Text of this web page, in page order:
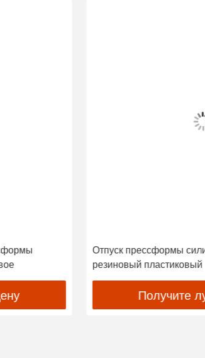
Отпуск прессформы
резиновый пластиковый
Получите